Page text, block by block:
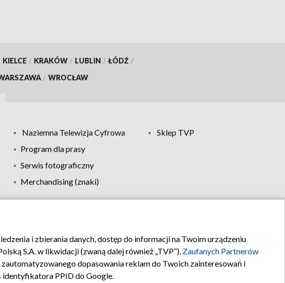
KIELCE / KRAKÓW / LUBLIN / ŁÓDŹ /
/ WROCŁAW
Naziemna Telewizja Cyfrowa
Sklep TVP
Program dla prasy
Serwis fotograficzny
Merchandising (znaki)
Biuro reklamy Kontakt
i zbierania danych, dostęp do informacji na Twoim urządzeniu
S.A. w likwidacji (zwaną dalej również „TVP”), Zaufanych Partnerów
dopasowania reklam do Twoich zainteresowań i
identyfikatora PPID do Google.